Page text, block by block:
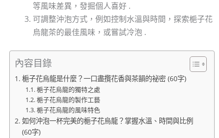
等風味差異，發掘個人喜好 .
可調整沖泡方式，例如控制水溫與時間，探索梔子花
烏龍茶的最佳風味，或嘗試冷泡 .
內容目錄
梔子花烏龍是什麼？一口盡攬花香與茶韻的祕密 (60字)
梔子花烏龍的獨特之處
梔子花烏龍的製作工藝
梔子花烏龍的風味特色
如何沖泡一杯完美的梔子花烏龍？掌握水溫、時間與比例
(60字)